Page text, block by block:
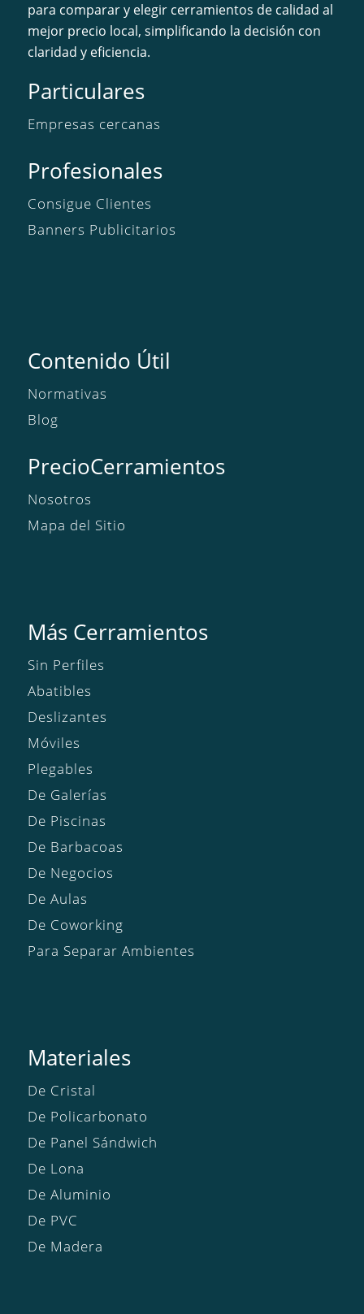
para comparar y elegir cerramientos de calidad al
mejor precio local, simplificando la decisión con
claridad y eficiencia.
Particulares
Empresas cercanas
Profesionales
Consigue Clientes
Banners Publicitarios
Contenido Útil
Normativas
Blog
PrecioCerramientos
Nosotros
Mapa del Sitio
Más Cerramientos
Sin Perfiles
Abatibles
Deslizantes
Móviles
Plegables
De Galerías
De Piscinas
De Barbacoas
De Negocios
De Aulas
De Coworking
Para Separar Ambientes
Materiales
De Cristal
De Policarbonato
De Panel Sándwich
De Lona
De Aluminio
De PVC
De Madera